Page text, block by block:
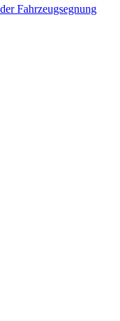
Fahrzeugsegnung